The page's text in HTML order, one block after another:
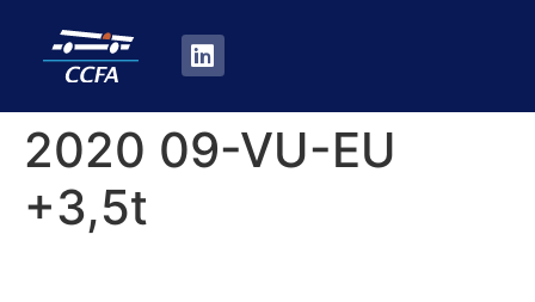
2020 09-VU-EU
+3,5t